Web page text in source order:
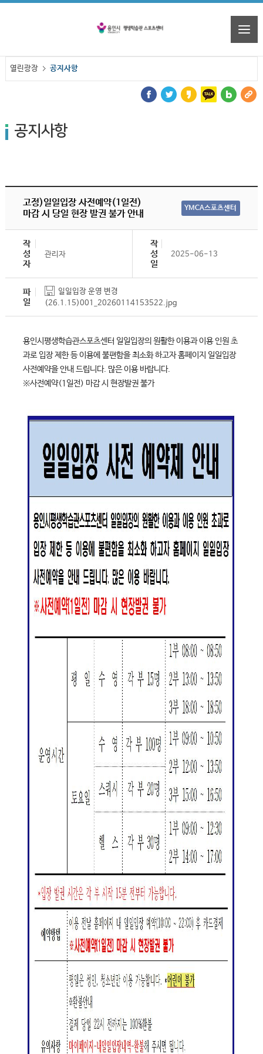
열린광장 공지사항
공지사항
고정)일일입장 사전예약(1일전)
마감 시 당일 현장 발권 불가 안내
YMCA스포츠센터
작
성
자
관리자
작
성
일
2025-06-13
파
일
일일입장 운영 변경
(26.1.15)001_20260114153522.jpg
용인시평생학습관스포츠센터 일일입장의 원활한 이용과 이용 인원 초
과로 입장 제한 등 이용에 불편함을 최소화 하고자 홈페이지 일일입장
사전예약을 안내 드립니다. 많은 이용 바랍니다.
※사전예약(1일전) 마감 시 현장발권 불가